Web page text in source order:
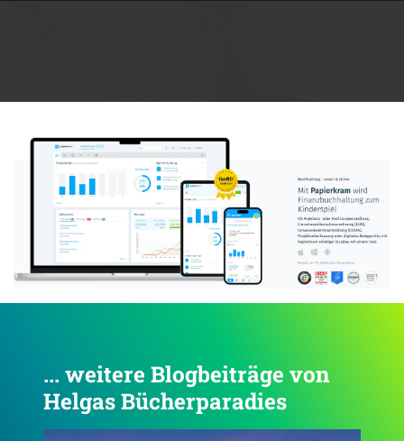
... weitere Blogbeiträge von
Helgas Bücherparadies